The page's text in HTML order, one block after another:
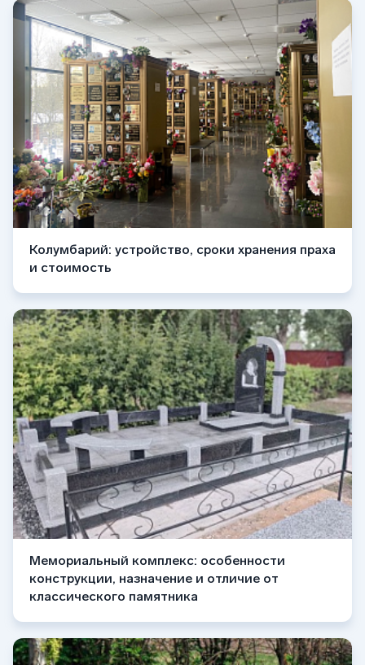
Колумбарий: устройство, сроки хранения праха
и стоимость
Мемориальный комплекс: особенности
конструкции, назначение и отличие от
классического памятника